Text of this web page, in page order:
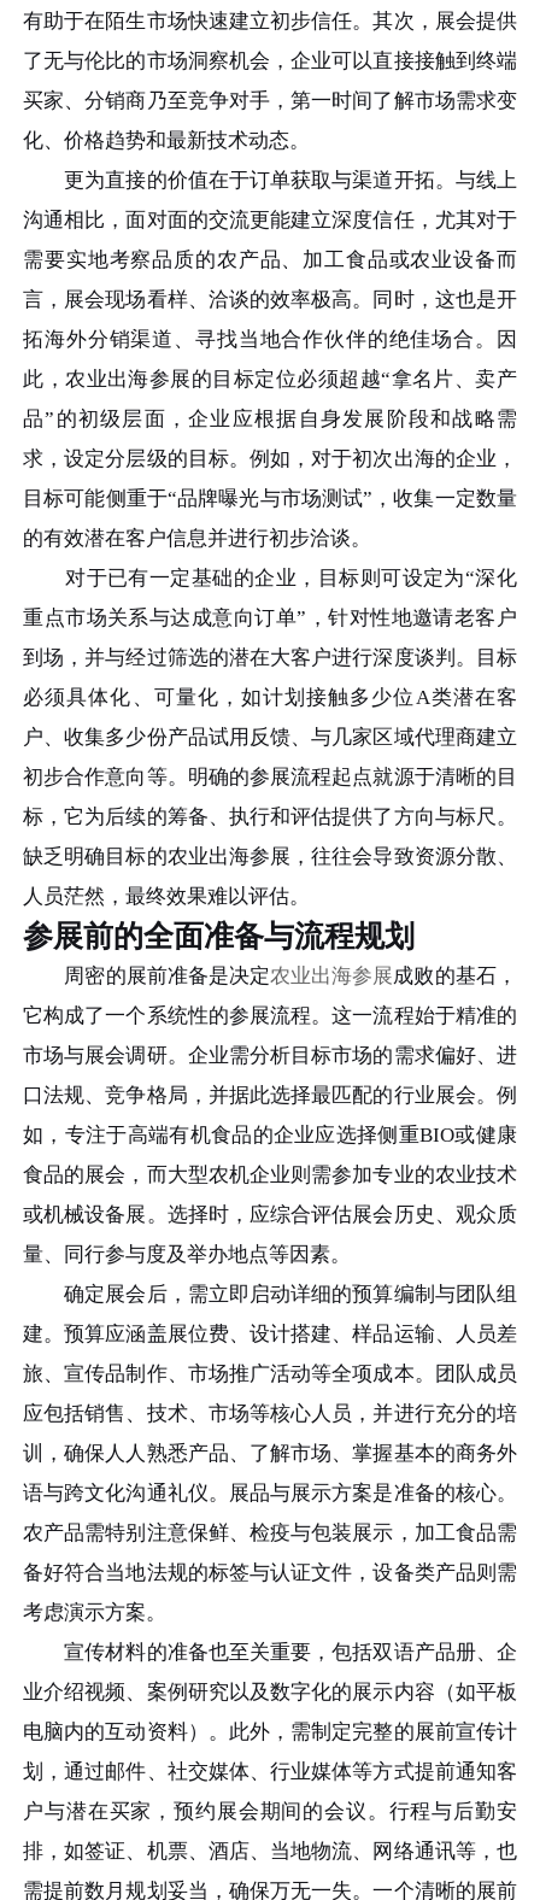
有助于在陌生市场快速建立初步信任。其次，展会提供
了无与伦比的市场洞察机会，企业可以直接接触到终端
买家、分销商乃至竞争对手，第一时间了解市场需求变
化、价格趋势和最新技术动态。
更为直接的价值在于订单获取与渠道开拓。与线上
沟通相比，面对面的交流更能建立深度信任，尤其对于
需要实地考察品质的农产品、加工食品或农业设备而
言，展会现场看样、洽谈的效率极高。同时，这也是开
拓海外分销渠道、寻找当地合作伙伴的绝佳场合。因
此，农业出海参展的目标定位必须超越“拿名片、卖产
品”的初级层面，企业应根据自身发展阶段和战略需
求，设定分层级的目标。例如，对于初次出海的企业，
目标可能侧重于“品牌曝光与市场测试”，收集一定数量
的有效潜在客户信息并进行初步洽谈。
对于已有一定基础的企业，目标则可设定为“深化
重点市场关系与达成意向订单”，针对性地邀请老客户
到场，并与经过筛选的潜在大客户进行深度谈判。目标
必须具体化、可量化，如计划接触多少位A类潜在客
户、收集多少份产品试用反馈、与几家区域代理商建立
初步合作意向等。明确的参展流程起点就源于清晰的目
标，它为后续的筹备、执行和评估提供了方向与标尺。
缺乏明确目标的农业出海参展，往往会导致资源分散、
人员茫然，最终效果难以评估。
参展前的全面准备与流程规划
周密的展前准备是决定农业出海参展成败的基石，
它构成了一个系统性的参展流程。这一流程始于精准的
市场与展会调研。企业需分析目标市场的需求偏好、进
口法规、竞争格局，并据此选择最匹配的行业展会。例
如，专注于高端有机食品的企业应选择侧重BIO或健康
食品的展会，而大型农机企业则需参加专业的农业技术
或机械设备展。选择时，应综合评估展会历史、观众质
量、同行参与度及举办地点等因素。
确定展会后，需立即启动详细的预算编制与团队组
建。预算应涵盖展位费、设计搭建、样品运输、人员差
旅、宣传品制作、市场推广活动等全项成本。团队成员
应包括销售、技术、市场等核心人员，并进行充分的培
训，确保人人熟悉产品、了解市场、掌握基本的商务外
语与跨文化沟通礼仪。展品与展示方案是准备的核心。
农产品需特别注意保鲜、检疫与包装展示，加工食品需
备好符合当地法规的标签与认证文件，设备类产品则需
考虑演示方案。
宣传材料的准备也至关重要，包括双语产品册、企
业介绍视频、案例研究以及数字化的展示内容（如平板
电脑内的互动资料）。此外，需制定完整的展前宣传计
划，通过邮件、社交媒体、行业媒体等方式提前通知客
户与潜在买家，预约展会期间的会议。行程与后勤安
排，如签证、机票、酒店、当地物流、网络通讯等，也
需提前数月规划妥当，确保万无一失。一个清晰的展前